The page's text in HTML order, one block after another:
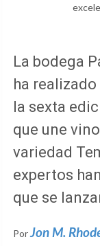
La bodega
ha
la sexta
que une
variedad
expertos
que se
PorJon M.